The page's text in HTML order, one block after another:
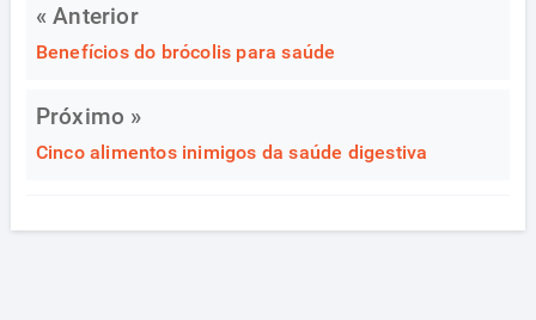
« Anterior
Benefícios do brócolis para saúde
Próximo »
Cinco alimentos inimigos da saúde digestiva